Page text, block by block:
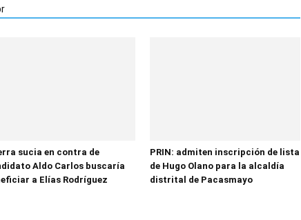
sucia en contra de
Aldo Carlos buscaría
a Elías Rodríguez
PRIN: admiten inscripción de lista
de Hugo Olano para la alcaldía
distrital de Pacasmayo